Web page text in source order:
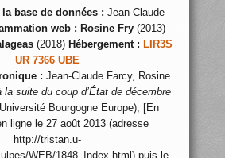
base de données : Jean-Claude
web : Rosine Fry(2013)
(2018) Hébergement : LIR3S
UR 7366 UBE
: Jean-Claude Farcy, Rosine
la suite du coup d’État de décembre
Bourgogne Europe), [En
ligne le 27 août 2013 (adresse
http://tristan.u-
WEB/1848_Index.html) puis le